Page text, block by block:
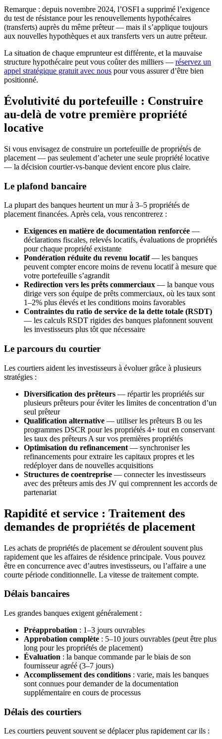
Remarque : depuis novembre 2024, l’OSFI a supprimé l’exigence
du test de résistance pour les renouvellements hypothécaires
(transferts) auprès du même prêteur — mais il s’applique toujours
aux nouvelles hypothèques et aux transferts vers un autre prêteur.
La situation de chaque emprunteur est différente, et la mauvaise
structure hypothécaire peut vous coûter des milliers — réservez un
appel stratégique gratuit avec nous pour vous assurer d’être bien
positionné.
Évolutivité du portefeuille : Construire
au-delà de votre première propriété
locative
Si vous envisagez de construire un portefeuille de propriétés de
placement — pas seulement d’acheter une seule propriété locative
— la décision courtier-vs-banque devient encore plus claire.
Le plafond bancaire
La plupart des banques heurtent un mur à 3–5 propriétés de
placement financées. Après cela, vous rencontrerez :
Exigences en matière de documentation renforcée —
déclarations fiscales, relevés locatifs, évaluations de propriétés
pour chaque propriété existante
Pondération réduite du revenu locatif— les banques
peuvent compter encore moins de revenu locatif à mesure que
votre portefeuille s’agrandit
Redirection vers les prêts commerciaux — la banque vous
dirige vers son équipe de prêts commerciaux, où les taux sont
1–2% plus élevés et les conditions moins favorables
Contraintes du ratio de service de la dette totale (RSDT)
— les calculs RSDT rigides des banques plafonnent souvent
les investisseurs plus tôt que nécessaire
Le parcours du courtier
Les courtiers aident les investisseurs à évoluer grâce à plusieurs
stratégies :
Diversification des prêteurs — répartir les propriétés sur
plusieurs prêteurs pour éviter les limites de concentration d’un
seul prêteur
Qualification alternative — utiliser les prêteurs B ou les
programmes DSCR pour les propriétés 4+ tout en conservant
les taux des prêteurs A sur vos premières propriétés
Optimisation du refinancement — synchroniser les
refinancements pour extraire les capitaux propres et les
redéployer dans de nouvelles acquisitions
Structures de coentreprise — connecter les investisseurs
avec des prêteurs amis des JV qui comprennent les accords de
partenariat
Rapidité et service : Traitement des
demandes de propriétés de placement
Les achats de propriétés de placement se déroulent souvent plus
rapidement que les affaires de résidence principale. Vous pouvez
être en concurrence avec d’autres investisseurs, ou l’affaire a une
courte période conditionnelle. La vitesse de traitement compte.
Délais bancaires
Les grandes banques exigent généralement :
Préapprobation : 1–3 jours ouvrables
Approbation complète : 5–10 jours ouvrables (peut être plus
long pour les propriétés de placement)
Évaluation : la banque commande par le biais de son
fournisseur agréé (3–7 jours)
Accomplissement des conditions : varie, mais les banques
sont connues pour demander de la documentation
supplémentaire en cours de processus
Délais des courtiers
Les courtiers peuvent souvent se déplacer plus rapidement car ils :